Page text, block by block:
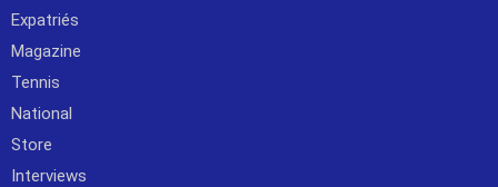
Expatriés
Magazine
Tennis
National
Store
Interviews